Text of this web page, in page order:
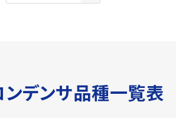
デンサ品種一覧表